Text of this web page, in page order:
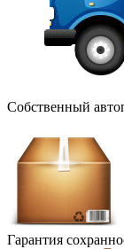
Собственный
Гарантия